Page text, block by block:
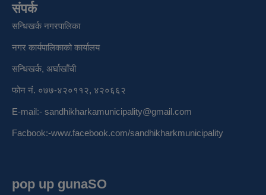
संपर्क
सन्धिखर्क नगरपालिका
नगर कार्यपालिकाको कार्यालय
सन्धिखर्क, अर्घाखाँची
फोन नं. ०७७-४२०११२, ४२०६६२
E-mail:- sandhikharkamunicipality@gmail.com
Facbook:-www.facebook.com/sandhikharkmunicipality
pop up gunaSO